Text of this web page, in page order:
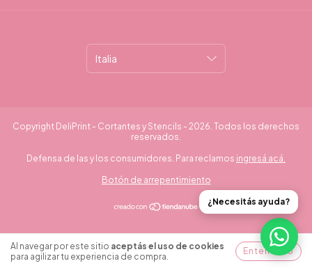
Al navegar por este sitio aceptás el uso de cookies
para agilizar tu experiencia de compra.
Entendido
Copyright DeliPrint - Cortantes y Stencils - 2026. Todos los derechos
reservados.
Defensa de las y los consumidores. Para reclamos ingresá acá.
Botón de arrepentimiento
¿Necesitás ayuda?